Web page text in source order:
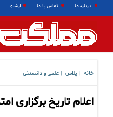
درباره ما تماس با ما آرشیو
خانه پلاس علمی و دانستنی
اعلام تاریخ برگزاری